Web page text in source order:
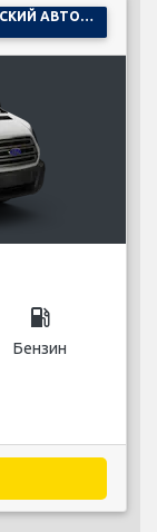
local_gas_station
Бензин